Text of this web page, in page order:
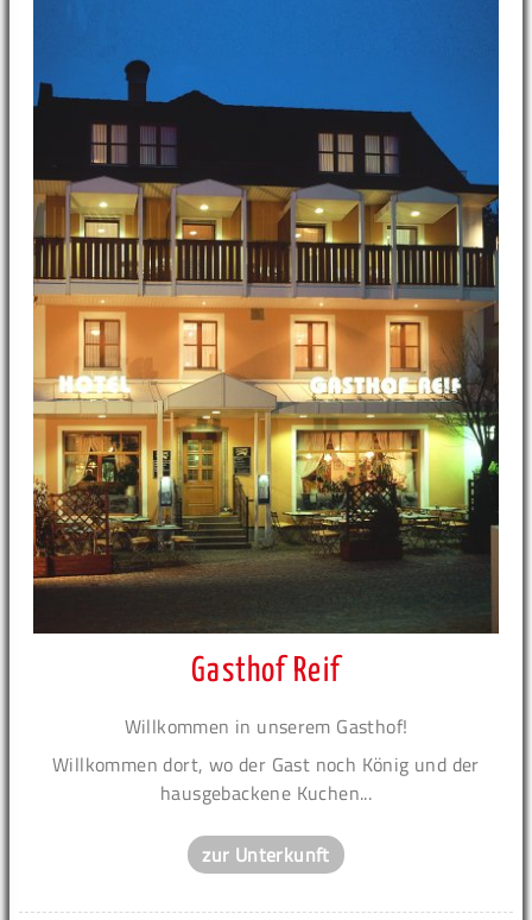
Gasthof Reif
Willkommen in unserem Gasthof!
Willkommen dort, wo der Gast noch König und der
hausgebackene Kuchen...
zur Unterkunft